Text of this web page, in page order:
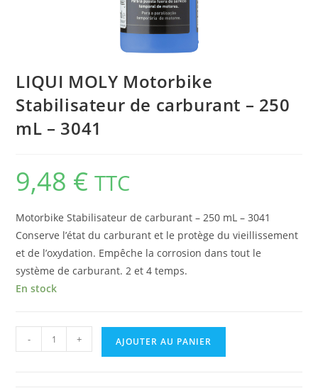
LIQUI MOLY Motorbike
Stabilisateur de carburant – 250
mL – 3041
9,48 € TTC
Motorbike Stabilisateur de carburant – 250 mL – 3041
Conserve l’état du carburant et le protège du vieillissement
et de l’oxydation. Empêche la corrosion dans tout le
système de carburant. 2 et 4 temps.
En stock
- + AJOUTER AU PANIER